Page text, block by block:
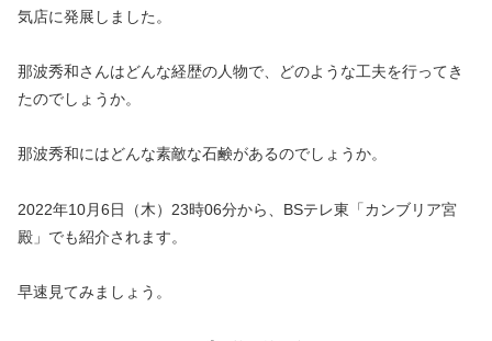
気店に発展しました。
那波秀和さんはどんな経歴の人物で、どのような工夫を行ってき
たのでしょうか。
那波秀和にはどんな素敵な石鹸があるのでしょうか。
2022年10月6日（木）23時06分から、BSテレ東「カンブリア宮
殿」でも紹介されます。
早速見てみましょう。